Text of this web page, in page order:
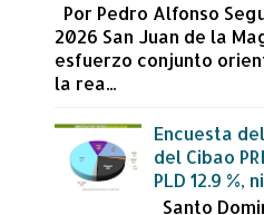
Por Pedro Alfonso
2026 San Juan de la
esfuerzo conjunto
la rea...
Encuesta
del Cibao
PLD 12.9 %,
Santo